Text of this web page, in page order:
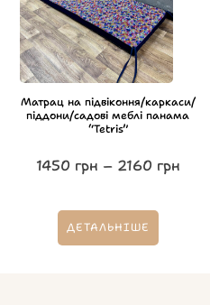
Матрац на підвіконня/каркаси/
піддони/садові меблі панама
“Tetris”
1450 грн – 2160 грн
ДЕТАЛЬНІШЕ